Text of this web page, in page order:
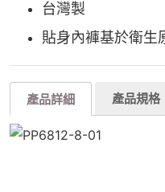
台灣製
貼身內褲基於衛生
產品詳細 產品規格